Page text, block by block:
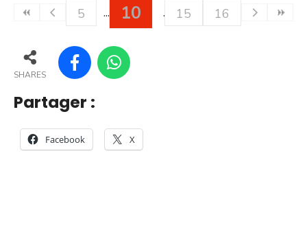
5 10 15 16
SHARES
Partager :
Facebook X